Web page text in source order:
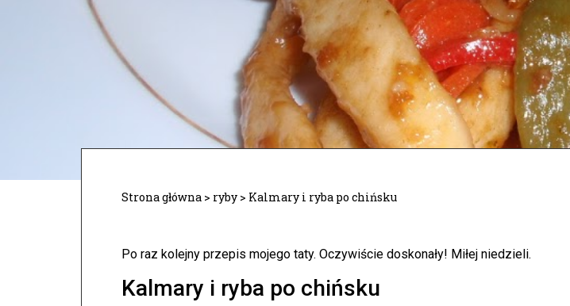
Strona główna > ryby > Kalmary i ryba po chińsku
Po raz kolejny przepis mojego taty. Oczywiście doskonały! Miłej niedzieli.
Kalmary i ryba po chińsku